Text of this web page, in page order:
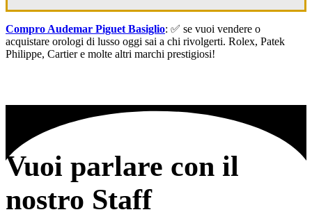
Compro Audemar Piguet Basiglio: ✅ se vuoi vendere o
acquistare orologi di lusso oggi sai a chi rivolgerti. Rolex, Patek
Philippe, Cartier e molte altri marchi prestigiosi!
Vuoi parlare con il
nostro Staff